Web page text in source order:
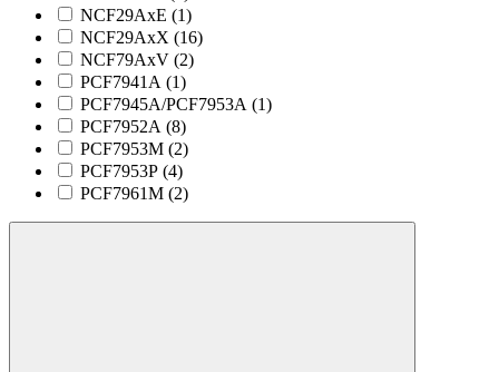
NCF29AxE (1)
NCF29AxX (16)
NCF79AxV (2)
PCF7941A (1)
PCF7945A/PCF7953A (1)
PCF7952A (8)
PCF7953M (2)
PCF7953P (4)
PCF7961M (2)